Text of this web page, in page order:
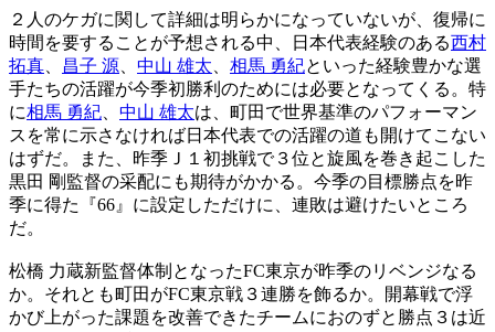
２人のケガに関して詳細は明らかになっていないが、復帰に
時間を要することが予想される中、日本代表経験のある西村
拓真
昌子 源 中山 雄太 相馬 勇紀といった経験豊かな選
手たちの活躍が今季初勝利のためには必要となってくる。特
に相馬 勇紀 中山 雄太は、町田で世界基準のパフォーマン
スを常に示さなければ日本代表での活躍の道も開けてこない
はずだ。また、昨季Ｊ１初挑戦で３位と旋風を巻き起こした
黒田 剛監督の采配にも期待がかかる。今季の目標勝点を昨
季に得た『66』に設定しただけに、連敗は避けたいところ
だ。
松橋 力蔵新監督体制となったFC東京が昨季のリベンジなる
か。それとも町田がFC東京戦３連勝を飾るか。開幕戦で浮
かび上がった課題を改善できたチームにおのずと勝点３は近